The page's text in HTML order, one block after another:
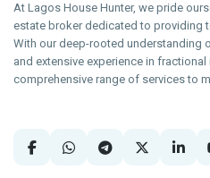
At Lagos House Hunter, we pride
estate broker dedicated to providing
With our deep-rooted understanding
and extensive experience in
comprehensive range of services to